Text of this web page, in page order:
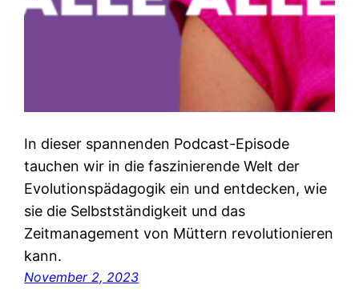
In dieser spannenden Podcast-Episode
tauchen wir in die faszinierende Welt der
Evolutionspädagogik ein und entdecken, wie
sie die Selbstständigkeit und das
Zeitmanagement von Müttern revolutionieren
kann.
November 2, 2023